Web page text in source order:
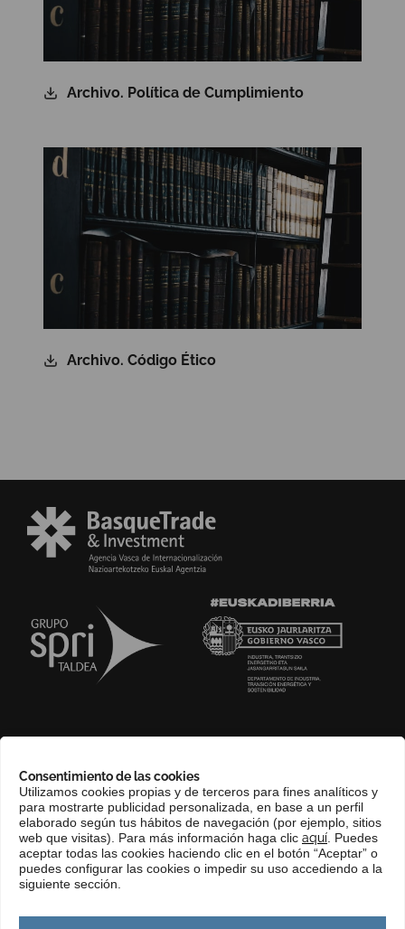
Consentimiento de las cookies
Utilizamos cookies propias y de terceros para fines analíticos y
para mostrarte publicidad personalizada, en base a un perfil
elaborado según tus hábitos de navegación (por ejemplo, sitios
web que visitas). Para más información haga clic aquí . Puedes
aceptar todas las cookies haciendo clic en el botón “Aceptar” o
puedes configurar las cookies o impedir su uso accediendo a la
siguiente sección.
Archivo. Política de Cumplimiento​
Archivo. Código Ético​
COMPLIANCE CHANNEL
CONTACTO
EUSKERA
PERFIL DEL CONTRATANTE